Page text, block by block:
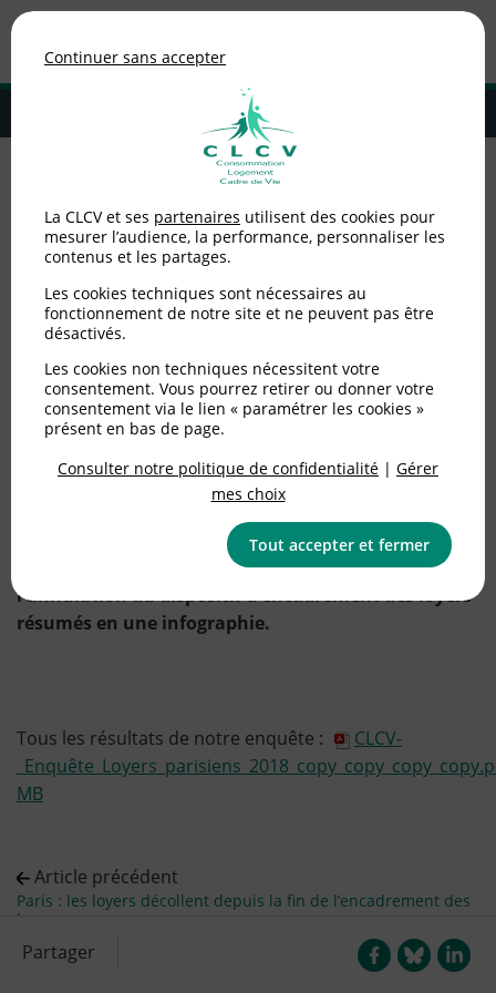
MENU
Adhérer à la CLCV
l'encadrement des loyers : l'impact sur les loyers parisisiens
Infographie - Fin de
l'encadrement des loyers
: l'impact sur les loyers
parisisiens
Publié le18/07/2018(mis à jour le05/06/2025)
Les résultats de notre enquête sur l'impact de
l'annulation du dispositif d'encadrement des loyers
résumés en une infographie.
Tous les résultats de notre enquête :
CLCV-
MB
Partager
Article précédent
Paris : les loyers décollent depuis la fin de l’encadrement des
loyers
Article suivant
Un domicile bien protégé
Continuer sans accepter
La CLCV et ses partenaires utilisent des cookies pour
mesurer l’audience, la performance, personnaliser les
contenus et les partages.
Les cookies techniques sont nécessaires au
fonctionnement de notre site et ne peuvent pas être
désactivés.
Les cookies non techniques nécessitent votre
consentement. Vous pourrez retirer ou donner votre
consentement via le lien « paramétrer les cookies »
présent en bas de page.
Consulter notre politique de confidentialité | Gérer
mes choix
Tout accepter et fermer